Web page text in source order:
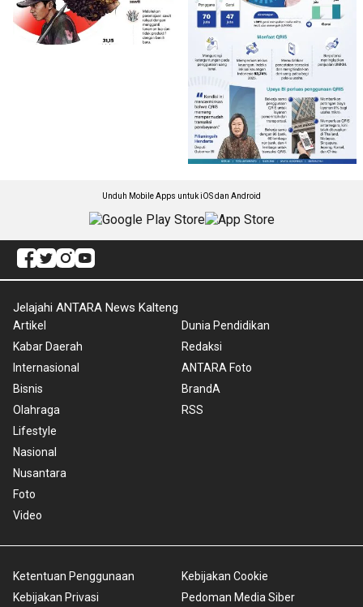
Unduh Mobile Apps untuk iOS dan Android
Jelajahi ANTARA News Kalteng
Artikel
Kabar Daerah
Internasional
Bisnis
Olahraga
Lifestyle
Nasional
Nusantara
Foto
Video
Dunia Pendidikan
Redaksi
ANTARA Foto
BrandA
RSS
Ketentuan Penggunaan
Kebijakan Privasi
Kebijakan Cookie
Pedoman Media Siber